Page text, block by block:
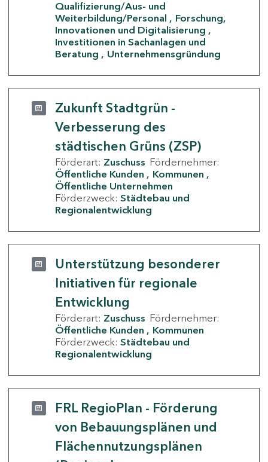
Qualifizierung/Aus- und
Weiterbildung/Personal
Forschung,
Innovationen und Digitalisierung
Investitionen in Sachanlagen und
Beratung
Unternehmensgründung
Zukunft Stadtgrün -
Verbesserung des
städtischen Grüns (ZSP)
Förderart: Zuschuss Fördernehmer:
Öffentliche Kunden
Kommunen
Öffentliche Unternehmen
Förderzweck: Städtebau und
Regionalentwicklung
Unterstützung besonderer
Initiativen für regionale
Entwicklung
Förderart: Zuschuss Fördernehmer:
Öffentliche Kunden
Kommunen
Förderzweck: Städtebau und
Regionalentwicklung
FRL RegioPlan - Förderung
von Bebauungsplänen und
Flächennutzungsplänen